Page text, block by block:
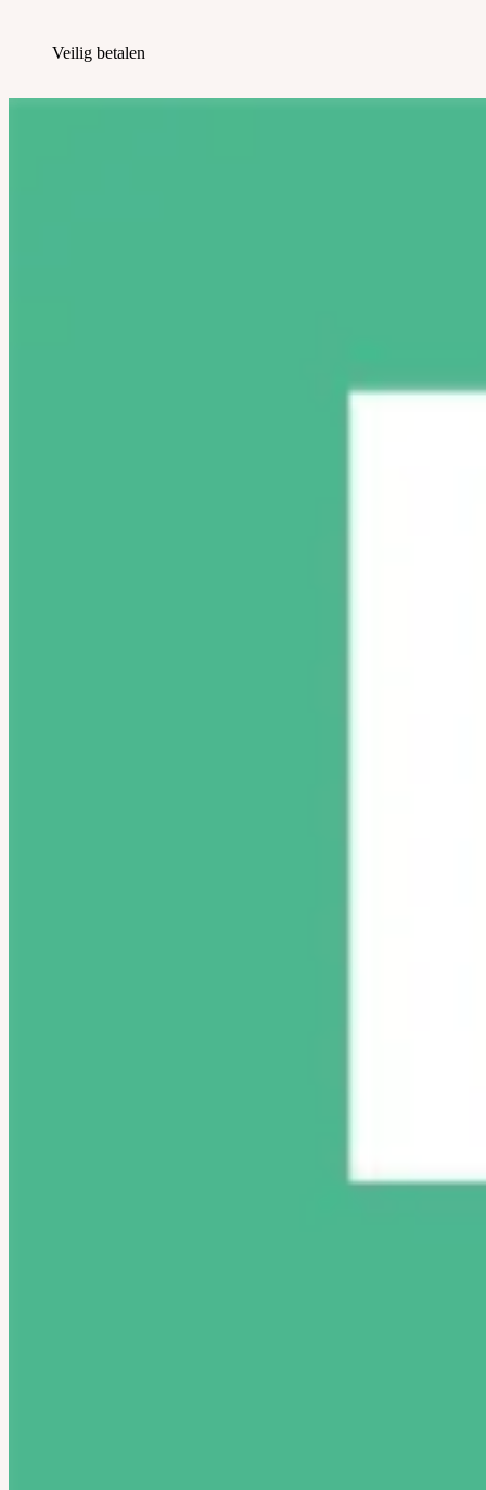
Veilig betalen